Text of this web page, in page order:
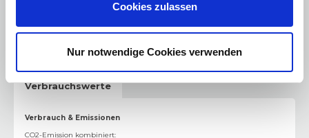
Cookies zulassen
Nur notwendige Cookies verwenden
4
Zulässiges Gesamtgewicht: 1360
Verbrauchswerte
Verbrauch & Emissionen
CO2-Emission kombiniert: